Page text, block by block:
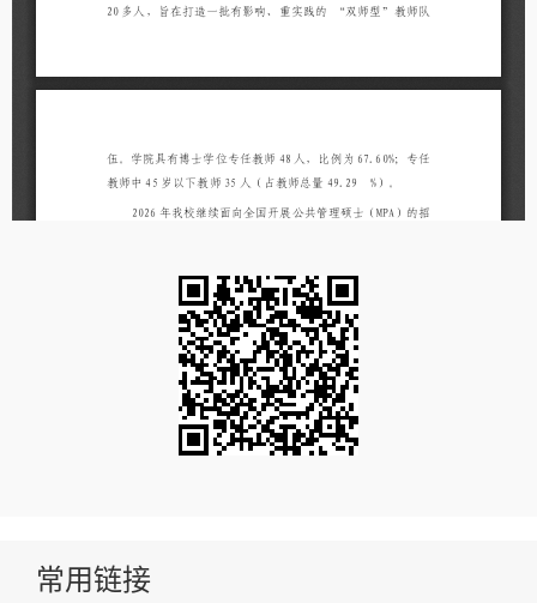
常用链接